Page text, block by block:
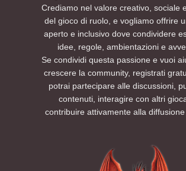
Crediamo nel valore creativo, sociale
del gioco di ruolo, e vogliamo offrire
aperto e inclusivo dove condividere
idee, regole, ambientazioni e
Se condividi questa passione e vuoi
crescere la community, registrati
potrai partecipare alle discussioni,
contenuti, interagire con altri
contribuire attivamente alla diffusione